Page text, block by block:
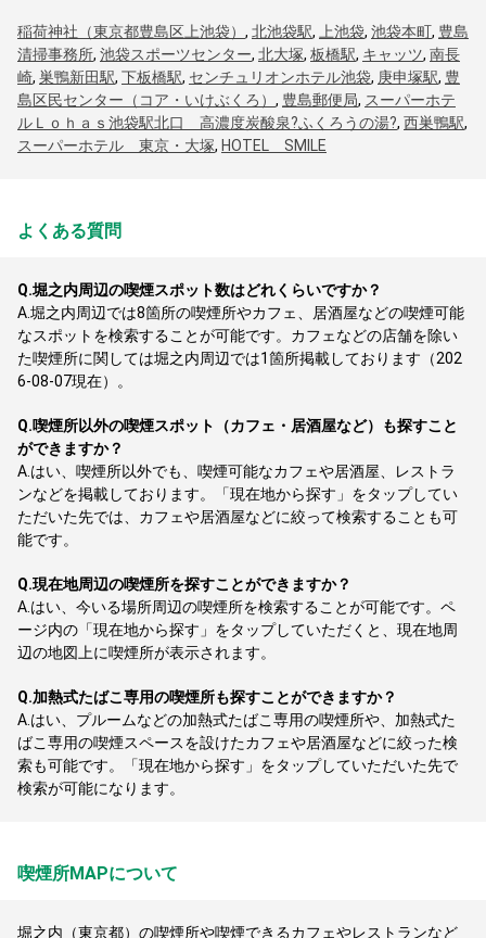
稲荷神社（東京都豊島区上池袋） , 北池袋駅, 上池袋, 池袋本町, 豊島
清掃事務所, 池袋スポーツセンター, 北大塚, 板橋駅, キャッツ, 南長
崎, 巣鴨新田駅, 下板橋駅, センチュリオンホテル池袋, 庚申塚駅, 豊
島区民センター（コア・いけぶくろ） , 豊島郵便局, スーパーホテ
ルＬｏｈａｓ池袋駅北口 高濃度炭酸泉?ふくろうの湯?, 西巣鴨駅,
スーパーホテル 東京・大塚, HOTEL SMILE
よくある質問
Q.堀之内周辺の喫煙スポット数はどれくらいですか？
A.堀之内周辺では8箇所の喫煙所やカフェ、居酒屋などの喫煙可能
なスポットを検索することが可能です。カフェなどの店舗を除い
た喫煙所に関しては堀之内周辺では1箇所掲載しております（202
6-08-07現在）。
Q.喫煙所以外の喫煙スポット（カフェ・居酒屋など）も探すこと
ができますか？
A. はい、喫煙所以外でも、喫煙可能なカフェや居酒屋、レストラ
ンなどを掲載しております。「現在地から探す」をタップしてい
ただいた先では、カフェや居酒屋などに絞って検索することも可
能です。
Q.現在地周辺の喫煙所を探すことができますか？
A. はい、今いる場所周辺の喫煙所を検索することが可能です。ペ
ージ内の「現在地から探す」をタップしていただくと、現在地周
辺の地図上に喫煙所が表示されます。
Q.加熱式たばこ専用の喫煙所も探すことができますか？
A. はい、プルームなどの加熱式たばこ専用の喫煙所や、加熱式た
ばこ専用の喫煙スペースを設けたカフェや居酒屋などに絞った検
索も可能です。「現在地から探す」をタップしていただいた先で
検索が可能になります。
喫煙所MAPについて
堀之内（東京都）の喫煙所や喫煙できるカフェやレストランなど